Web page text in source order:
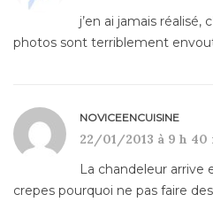
j’en ai jamais
photos sont terriblement
NOVICEENCUISINE
22/01/2013 à 9 h 40
La chandeleur arrive
crepes pourquoi ne pas faire